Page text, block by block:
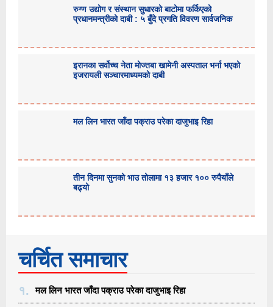
रुग्ण उद्योग र संस्थान सुधारको बाटोमा फर्किएको
प्रधानमन्त्रीको दाबी : ५ बुँदे प्रगति विवरण सार्वजनिक
इरानका सर्वोच्च नेता मोज्तबा खामेनी अस्पताल भर्ना भएको
इजरायली सञ्चारमाध्यमको दाबी
मल लिन भारत जाँदा पक्राउ परेका दाजुभाइ रिहा
तीन दिनमा सुनको भाउ तोलामा १३ हजार १०० रुपैयाँले
बढ्यो
चर्चित समाचार
१. मल लिन भारत जाँदा पक्राउ परेका दाजुभाइ रिहा